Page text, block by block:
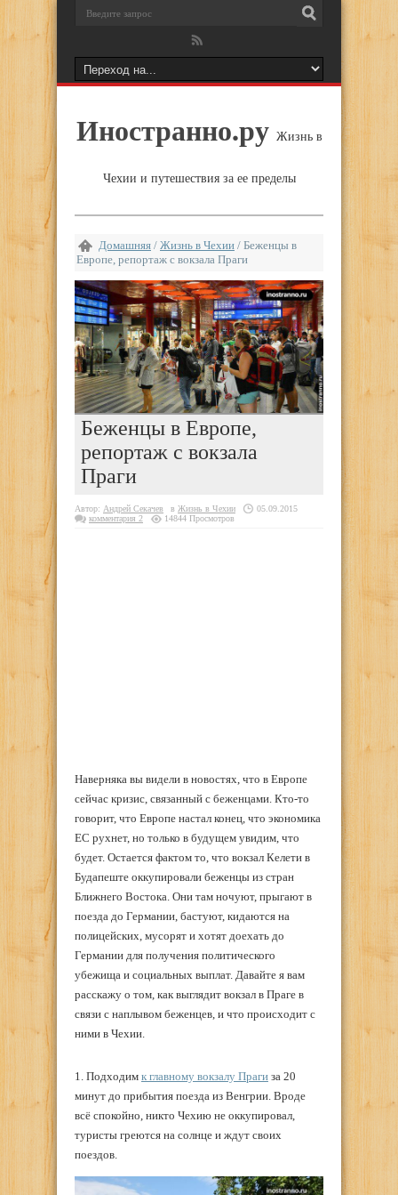
Иностранно.ру Жизнь в
Чехии и путешествия за ее пределы
Домашняя / Жизнь в Чехии / Беженцы в
Европе, репортаж с вокзала Праги
Беженцы в Европе,
репортаж с вокзала
Праги
Автор: Андрей Секачев в Жизнь в Чехии
05.09.2015
комментария 2
14844 Просмотров
Наверняка вы видели в новостях, что в Европе
сейчас кризис, связанный с беженцами. Кто-то
говорит, что Европе настал конец, что экономика
ЕС рухнет, но только в будущем увидим, что
будет. Остается фактом то, что вокзал Келети в
Будапеште оккупировали беженцы из стран
Ближнего Востока. Они там ночуют, прыгают в
поезда до Германии, бастуют, кидаются на
полицейских, мусорят и хотят доехать до
Германии для получения политического
убежища и социальных выплат. Давайте я вам
расскажу о том, как выглядит вокзал в Праге в
связи с наплывом беженцев, и что происходит с
ними в Чехии.
1. Подходим к главному вокзалу Праги за 20
минут до прибытия поезда из Венгрии. Вроде
всё спокойно, никто Чехию не оккупировал,
туристы греются на солнце и ждут своих
поездов.